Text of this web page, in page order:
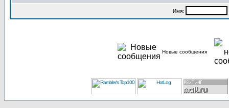
Имя:
Новые сообщения